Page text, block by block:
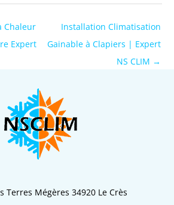
Chaleur
Expert
Installation Climatisation
Gainable à Clapiers | Expert
NS CLIM →
Terres Mégères 34920 Le Crès